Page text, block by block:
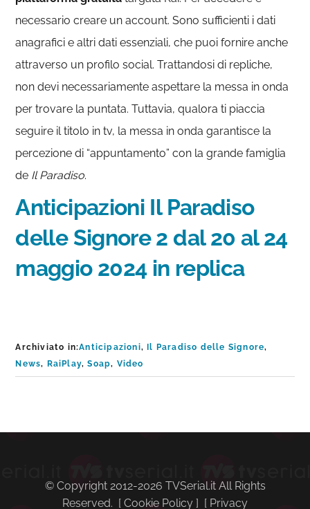
necessario creare un account. Sono sufficienti i dati
anagrafici e altri dati essenziali, che puoi fornire anche
attraverso un profilo social. Trattandosi di repliche,
non devi necessariamente aspettare la messa in onda
per trovare la puntata. Tuttavia, qualora ti piaccia
seguire il titolo in tv, la messa in onda garantisce la
percezione di “appuntamento” con la grande famiglia
de Il Paradiso.
Anticipazioni Il Paradiso
delle Signore 2 dal 20 al 24
maggio 2024 in replica
Archiviato in:Anticipazioni, Il Paradiso delle Signore,
News, RaiPlay,Soap, Video
primaria
© Copyright 2012-2026 TVSerial.it All Rights
Reserved. [ Cookie Policy ] [ Privacy